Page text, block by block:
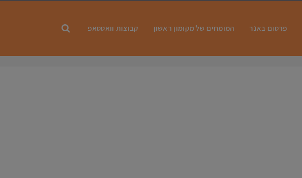
פרסום באנר המומחים של מקומון ראשון קבוצות וואטסאפ